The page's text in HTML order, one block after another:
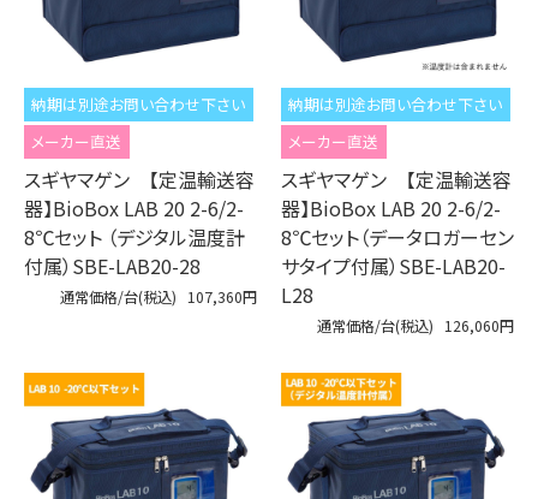
納期は別途お問い合わせ下さい
メーカー直送
スギヤマゲン 【定温輸送容
器】BioBox LAB 20 2-6/2-
8℃セット （デジタル温度計
付属）SBE-LAB20-28
通常価格/台(税込) 107,360円
納期は別途お問い合わせ下さい
メーカー直送
スギヤマゲン 【定温輸送容
器】BioBox LAB 20 2-6/2-
8℃セット（データロガーセン
サタイプ付属）SBE-LAB20-
L28
通常価格/台(税込) 126,060円